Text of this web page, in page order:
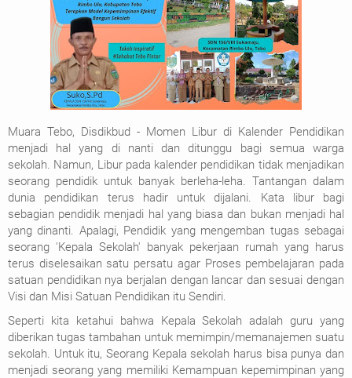
Muara Tebo, Disdikbud - Momen Libur di Kalender Pendidikan
menjadi hal yang di nanti dan ditunggu bagi semua warga
sekolah. Namun, Libur pada kalender pendidikan tidak menjadikan
seorang pendidik untuk banyak berleha-leha. Tantangan dalam
dunia pendidikan terus hadir untuk dijalani. Kata libur bagi
sebagian pendidik menjadi hal yang biasa dan bukan menjadi hal
yang dinanti. Apalagi, Pendidik yang mengemban tugas sebagai
seorang 'Kepala Sekolah' banyak pekerjaan rumah yang harus
terus diselesaikan satu persatu agar Proses pembelajaran pada
satuan pendidikan nya berjalan dengan lancar dan sesuai dengan
Visi dan Misi Satuan Pendidikan itu Sendiri.
Seperti kita ketahui bahwa Kepala Sekolah adalah guru yang
diberikan tugas tambahan untuk memimpin/memanajemen suatu
sekolah. Untuk itu, Seorang Kepala sekolah harus bisa punya dan
menjadi seorang yang memiliki Kemampuan kepemimpinan yang